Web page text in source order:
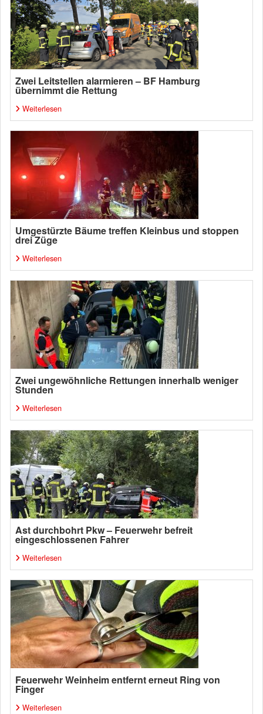
Zwei Leitstellen alarmieren – BF Hamburg
übernimmt die Rettung
Weiterlesen
Umgestürzte Bäume treffen Kleinbus und stoppen
drei Züge
Weiterlesen
Zwei ungewöhnliche Rettungen innerhalb weniger
Stunden
Weiterlesen
Ast durchbohrt Pkw – Feuerwehr befreit
eingeschlossenen Fahrer
Weiterlesen
Feuerwehr Weinheim entfernt erneut Ring von
Finger
Weiterlesen